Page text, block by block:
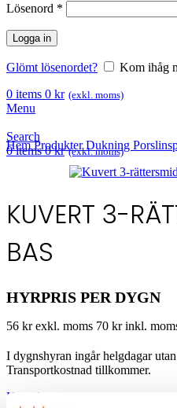
Lösenord *
Logga in
Glömt lösenordet?
Kom ihåg
0 items 0 kr (exkl. moms)
Menu
Search
0items 0kr (exkl. moms)
HemProdukterDukning
KUVERT 3-
BAS
HYRPRIS PER DYGN
56 kr exkl. moms 70 kr inkl.
I dygnshyran ingår helgdagar
Transportkostnad tillkommer.
Kontakta oss